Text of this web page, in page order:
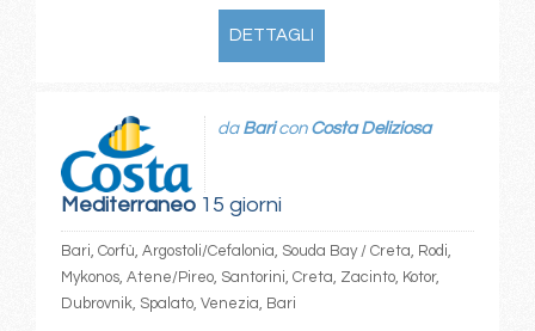
DETTAGLI
Mediterraneo15 giorni
da Baricon Costa Deliziosa
Bari, Corfù, Argostoli/Cefalonia, Souda Bay / Creta, Rodi,
Mykonos, Atene/Pireo, Santorini, Creta, Zacinto, Kotor,
Dubrovnik, Spalato, Venezia, Bari